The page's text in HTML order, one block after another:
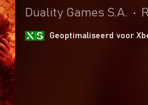
Duality Games S.A. •
Geoptimaliseerd voor